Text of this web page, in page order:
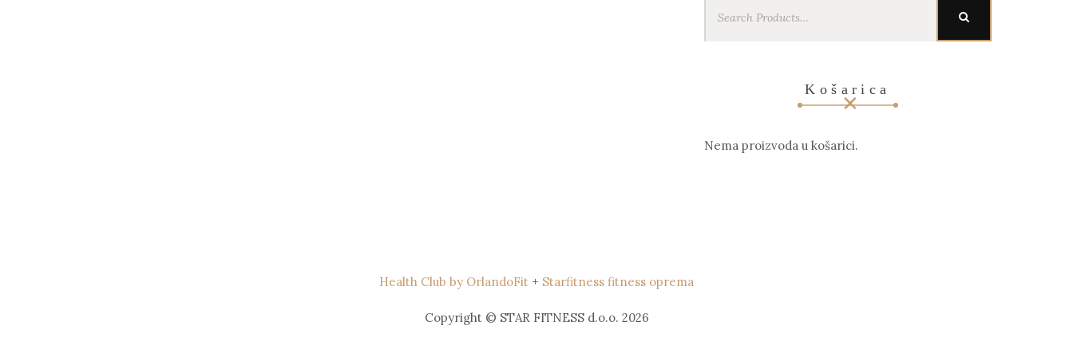
for:
Košarica
Nema proizvoda u košarici.
Health Club by OrlandoFit + Starfitness fitness oprema
Copyright © STAR FITNESS d.o.o. 2026